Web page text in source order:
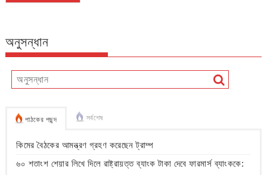
অনুসন্ধান
পাঠকের পছন্দ সর্বশেষ
কিমের বৈঠকের আমন্ত্রণ গ্রহণ করেছেন ট্রাম্প
৬০ শতাংশ শেয়ার লিখে দিলে রাষ্ট্রায়ত্ত ব্যাংক টাকা দেবে ফারমার্স ব্যাংককে: